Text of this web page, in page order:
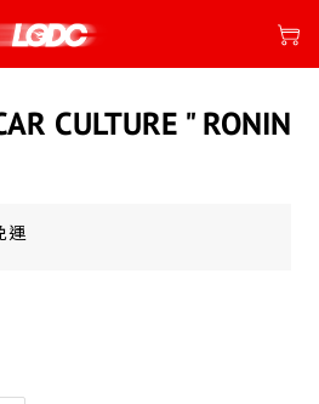
CULTURE " RONIN
運